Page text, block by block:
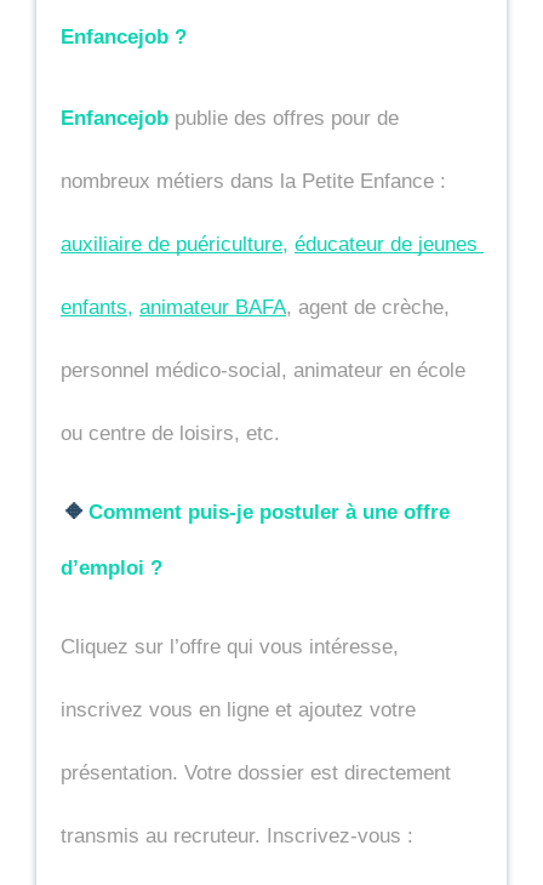
Enfancejob ?
Enfancejob publie des offres pour de
auxiliaire de puériculture, éducateur de jeunes
enfants, animateur BAFA, agent de crèche,
personnel médico-social, animateur en école
ou centre de loisirs, etc.
🔸 Comment puis-je postuler à une offre
d’emploi ?
Cliquez sur l’offre qui vous intéresse,
inscrivez vous en ligne et ajoutez votre
présentation. Votre dossier est directement